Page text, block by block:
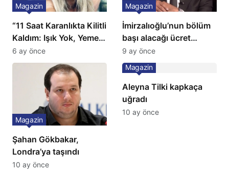
“11 Saat Karanlıkta Kilitli
Kaldım: Işık Yok, Yemek
Yok, Tuvalet Yok!”
Çağla Şikel’den Şok
Magazin
6 ay önce
İmirzalıoğlu’nun bölüm
başı alacağı ücret
Türkiye’de bir ilk:
Gözünü 2 ilçeye dikti!
Magazin
9 ay önce
Şahan Gökbakar,
Londra’ya taşındı
Magazin
10 ay önce
Aleyna Tilki kapkaça
uğradı
Magazin
10 ay önce